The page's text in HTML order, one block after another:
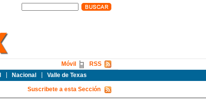
Nacional Valle de Texas
RSS
Móvil
Suscribete a esta Sección